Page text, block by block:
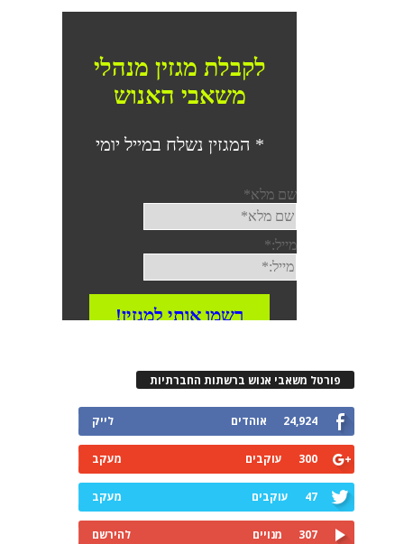
פורטל משאבי אנוש ברשתות החברתיות
24,924 אוהדים לייק
300 עוקבים מעקב
47 עוקבים מעקב
307 מנויים להירשם